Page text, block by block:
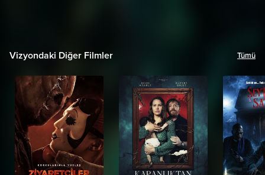
Vizyondaki Diğer Filmler Tümü